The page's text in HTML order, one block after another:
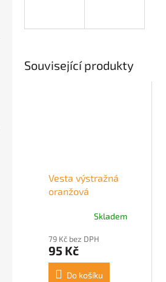
Související produkty
Vesta výstražná
oranžová
Skladem
79 Kč bez DPH
95 Kč
Do košíku